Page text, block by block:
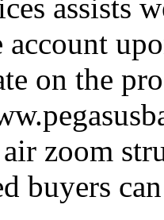
assists
account
on the
zoom
buyers